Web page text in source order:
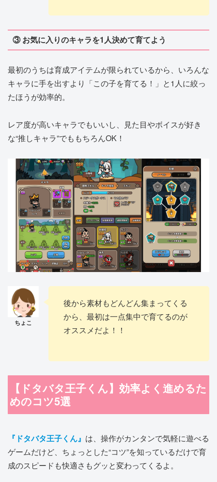
③ お気に入りのキャラを1人決めて育てよう
最初のうちは育成アイテムが限られているから、いろんな
キャラに手を出すより「この子を育てる！」と1人に絞っ
たほうが効率的。
レア度が高いキャラでもいいし、見た目やボイスが好き
な“推しキャラ”でももちろんOK！
後から素材もどんどん集まってくる
から、最初は一点集中で育てるのが
オススメだよ！！
【ドタバタ王子くん】効率よく進めるた
めのコツ5選
『ドタバタ王子くん』 は、操作がカンタンで気軽に遊べる
ゲームだけど、ちょっとした“コツ”を知っているだけで育
成のスピードも快適さもグッと変わってくるよ。